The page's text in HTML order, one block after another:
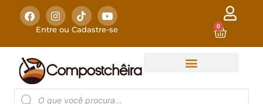
Entre ou Cadastre-se 0